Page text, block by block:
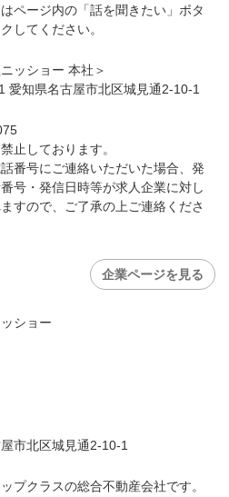
ページ内の「話を聞きたい」ボタ
してください。
ッショー 本社＞
愛知県名古屋市北区城見通2-10-1
止しております。
番号にご連絡いただいた場合、発
号・発信日時等が求人企業に対し
すので、ご了承の上ご連絡くださ
企業ページを見る
ショー
市北区城見通2-10-1
プクラスの総合不動産会社です。